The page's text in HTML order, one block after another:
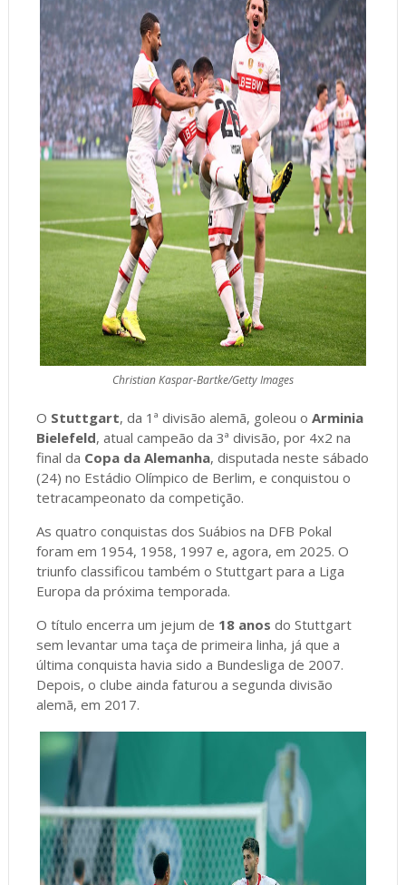
Christian Kaspar-Bartke/Getty Images
O Stuttgart, da 1ª divisão alemã, goleou o Arminia
Bielefeld, atual campeão da 3ª divisão, por 4x2 na
final da Copa da Alemanha, disputada neste sábado
(24) no Estádio Olímpico de Berlim, e conquistou o
tetracampeonato da competição.
As quatro conquistas dos Suábios na DFB Pokal
foram em 1954, 1958, 1997 e, agora, em 2025. O
triunfo classificou também o Stuttgart para a Liga
Europa da próxima temporada.
O título encerra um jejum de 18 anos do Stuttgart
sem levantar uma taça de primeira linha, já que a
última conquista havia sido a Bundesliga de 2007.
Depois, o clube ainda faturou a segunda divisão
alemã, em 2017.